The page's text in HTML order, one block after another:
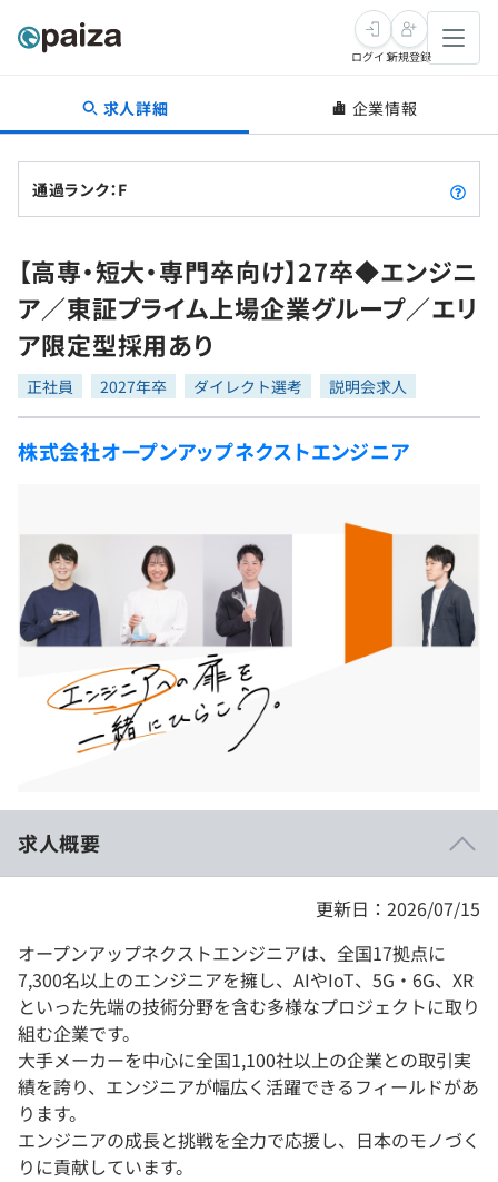
転職・キャリア
転職成功ガイド
転職エージェント
インタビュー
転職成功ガイド
新卒就活
求人検索
本選考
インターン
新卒エージェント
インタビュー
就活成功ガイド
学習
問題集
4択課題
リファレンス
プラン
個人向けプラン
法人向けプラン
契約内容・クーポン
プログラミング言語
再チャレンジ結果一覧
ゲーム・マンガ
paiza times
note
ログイン新規登録
求人詳細 企業情報
通過ランク：F
【高専・短大・専門卒向け】27卒◆エンジニ
ア／東証プライム上場企業グループ／エリ
ア限定型採用あり
正社員 2027年卒 ダイレクト選考 説明会求人
株式会社オープンアップネクストエンジニア
求人概要
更新日：2026/07/15
オープンアップネクストエンジニアは、全国17拠点に
7,300名以上のエンジニアを擁し、AIやIoT、5G・6G、XR
といった先端の技術分野を含む多様なプロジェクトに取り
組む企業です。
大手メーカーを中心に全国1,100社以上の企業との取引実
績を誇り、エンジニアが幅広く活躍できるフィールドがあ
ります。
エンジニアの成長と挑戦を全力で応援し、日本のモノづく
りに貢献しています。